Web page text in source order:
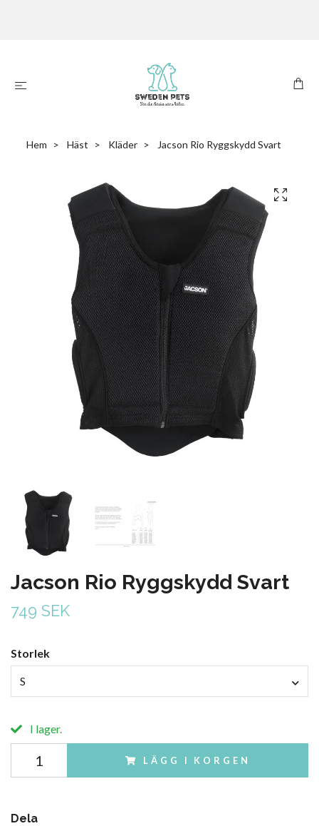
Hem Häst Kläder Jacson Rio Ryggskydd Svart
Jacson Rio Ryggskydd Svart
749 SEK
Storlek
S
I lager.
LÄGG I KORGEN
Dela